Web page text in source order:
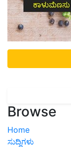
Browse
Home
ಸುದ್ದಿಗಳು